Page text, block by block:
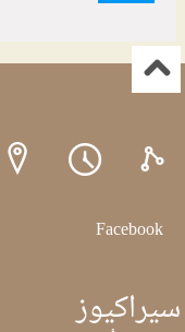
Facebook
سيراكيوز